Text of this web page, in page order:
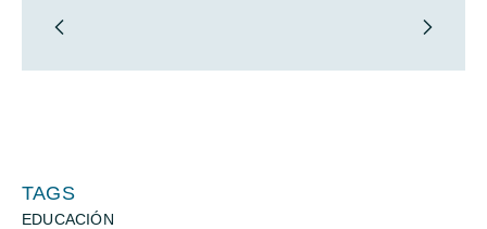
TAGS
EDUCACIÓN